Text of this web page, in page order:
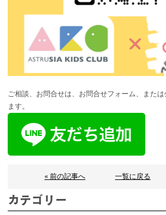
ご相談、お問合せは、お問合せフォーム、また
ます。
« 前の記事へ 一覧に戻る
カテゴリー